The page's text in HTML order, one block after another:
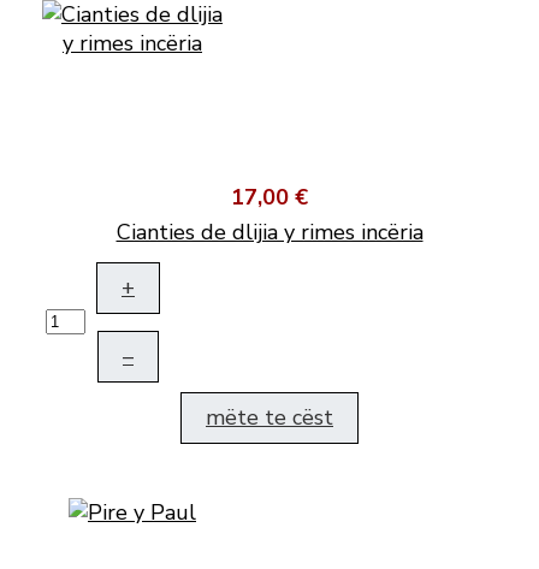
17,00 €
Cianties de dlijia y rimes incëria
+
–
mëte te cëst